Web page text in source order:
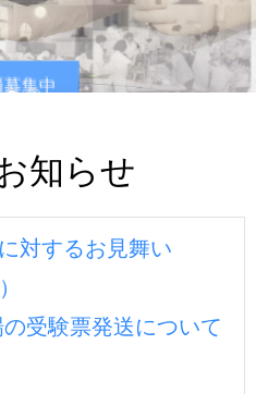
集中
集中
知らせ
対するお見舞い
受験票発送について